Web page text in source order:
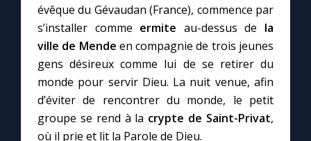
évêque du Gévaudan (France), commence par
s’installer comme ermite au-dessus de la
ville de Mende en compagnie de trois jeunes
gens désireux comme lui de se retirer du
monde pour servir Dieu. La nuit venue, afin
d’éviter de rencontrer du monde, le petit
groupe se rend à la crypte de Saint-Privat,
où il prie et lit la Parole de Dieu.